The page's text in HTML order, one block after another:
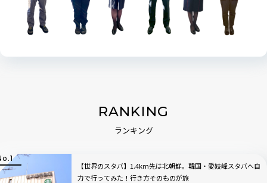
RANKING
ランキング
【世界のスタバ】1.4km先は北朝鮮。韓国・愛妓峰スタバへ自
力で行ってみた！行き方そのものが旅